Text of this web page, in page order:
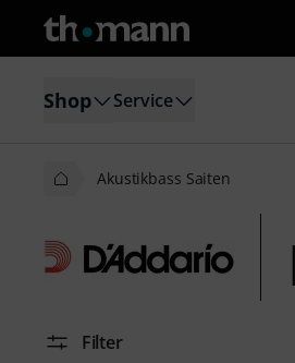
Shop Service
Akustikbass Saiten
Filter